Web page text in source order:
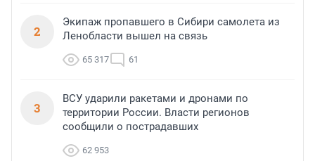
2
Экипаж пропавшего в Сибири самолета из
Ленобласти вышел на связь
65 317 61
3
ВСУ ударили ракетами и дронами по
территории России. Власти регионов
сообщили о пострадавших
62 953